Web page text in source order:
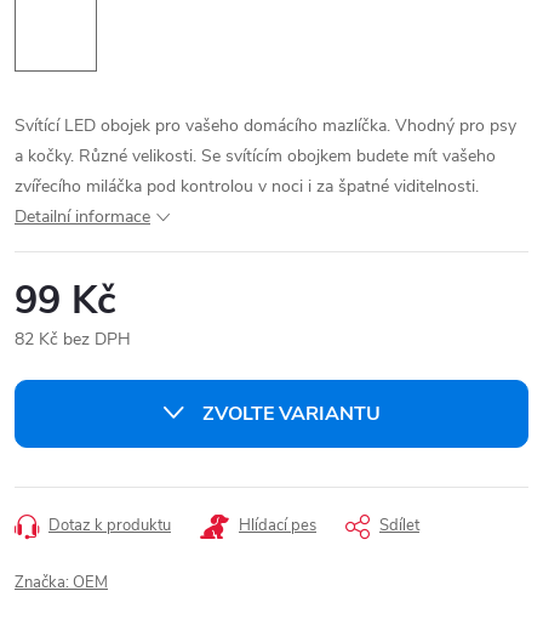
Svítící LED obojek pro vašeho domácího mazlíčka. Vhodný pro psy
a kočky. Různé velikosti. Se svítícím obojkem budete mít vašeho
zvířecího miláčka pod kontrolou v noci i za špatné viditelnosti.
Detailní informace
99 Kč
82 Kč bez DPH
cena:
ZVOLTE VARIANTU
Dotaz k produktu Hlídací pes Sdílet
Značka: OEM